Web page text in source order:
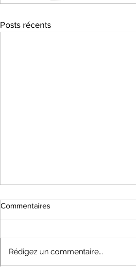
Posts récents
Commentaires
Rédigez un commentaire...